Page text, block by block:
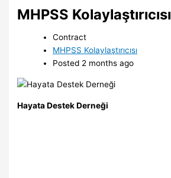
MHPSS Kolaylaştırıcısı
Contract
MHPSS Kolaylaştırıcısı
Posted 2 months ago
Hayata Destek Derneği